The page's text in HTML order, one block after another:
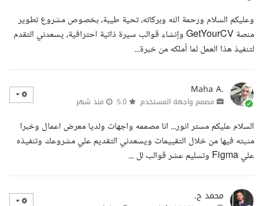
وعليكم السلام ورحمة الله وبركاته، تحية طيبة، بخصوص مشروع تطوير
منصة GetYourCV وإنشاء قوالب سيرة ذاتية احترافية، يسعدني التقدم
لتنفيذ هذا العمل لما أملكه من خبرة...
Maha A.
مصمم واجهة المستخدم منذ شهر
السلام عليكم مستر انور... انا مصممه واجهات ولديا معرض اعمال وخبرا
مثبته فيها من خلال التقييمات ويسعدني التقديم علي مشروعك وتنفيذه
علي Figma وتسليم عشر قوالب لل ...
محمد ح.